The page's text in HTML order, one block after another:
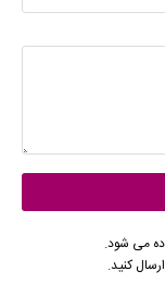
می شود.
کنید.